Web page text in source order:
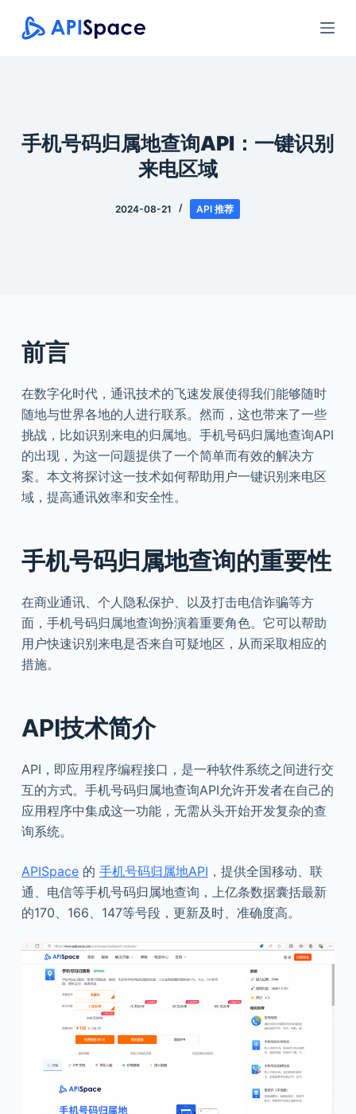
跳
过
手机号码归属地查询API：一键识别
来电区域
2024-08-21 API 推荐
前言
在数字化时代，通讯技术的飞速发展使得我们能够随时
随地与世界各地的人进行联系。然而，这也带来了一些
挑战，比如识别来电的归属地。手机号码归属地查询API
的出现，为这一问题提供了一个简单而有效的解决方
案。本文将探讨这一技术如何帮助用户一键识别来电区
域，提高通讯效率和安全性。
手机号码归属地查询的重要性
在商业通讯、个人隐私保护、以及打击电信诈骗等方
面，手机号码归属地查询扮演着重要角色。它可以帮助
用户快速识别来电是否来自可疑地区，从而采取相应的
措施。
API技术简介
API，即应用程序编程接口，是一种软件系统之间进行交
互的方式。手机号码归属地查询API允许开发者在自己的
应用程序中集成这一功能，无需从头开始开发复杂的查
询系统。
APISpace的 手机号码归属地API ，提供全国移动、联
通、电信等手机号码归属地查询，上亿条数据囊括最新
的170、166、147等号段，更新及时、准确度高。